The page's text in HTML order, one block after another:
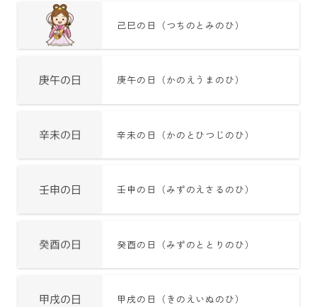
己巳の日（つちのとみのひ）
庚午の日（かのえうまのひ）
辛未の日（かのとひつじのひ）
壬申の日（みずのえさるのひ）
癸酉の日（みずのととりのひ）
甲戌の日（きのえいぬのひ）